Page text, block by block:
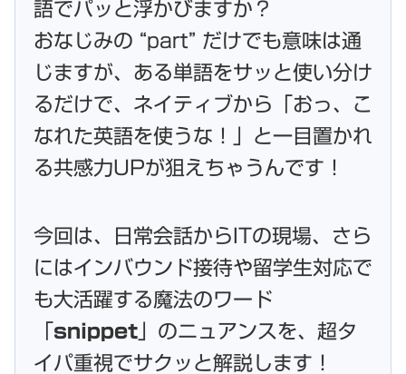
語でパッと浮かびますか？
おなじみの “part” だけでも意味は通
じますが、ある単語をサッと使い分け
るだけで、ネイティブから「おっ、こ
なれた英語を使うな！」と一目置かれ
る共感力UPが狙えちゃうんです！
今回は、日常会話からITの現場、さら
にはインバウンド接待や留学生対応で
も大活躍する魔法のワード
snippet 」のニュアンスを、超タ
イパ重視でサクッと解説します！